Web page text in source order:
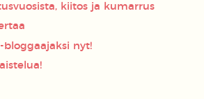
kiitos ja kumarrus
bloggaajaksi nyt!